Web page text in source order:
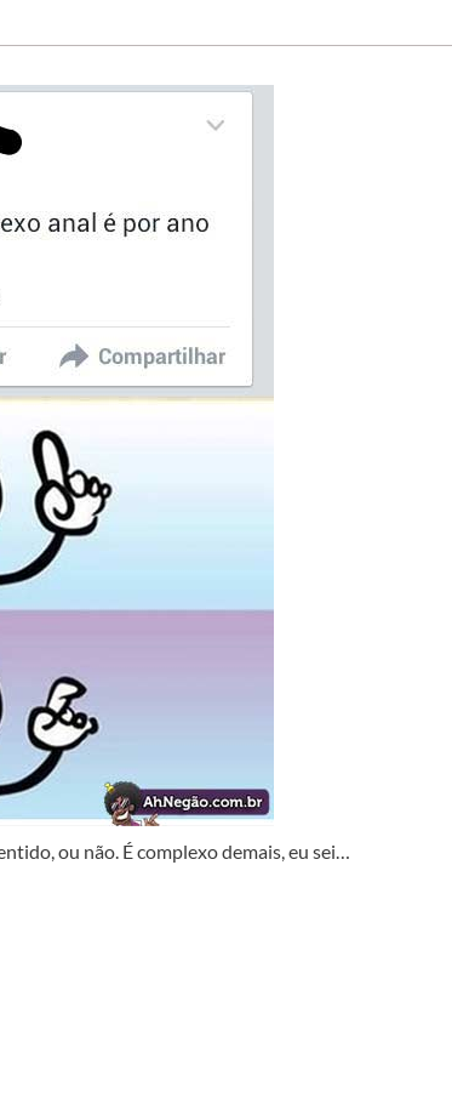
ou não. É complexo demais, eu sei…